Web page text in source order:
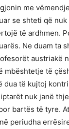
me
se shteti që
të ardhmen.
Ne duam ta
austriakë
mbështetje të
dua të kujtoj
nuk janë
bartës të tyre.
periudha